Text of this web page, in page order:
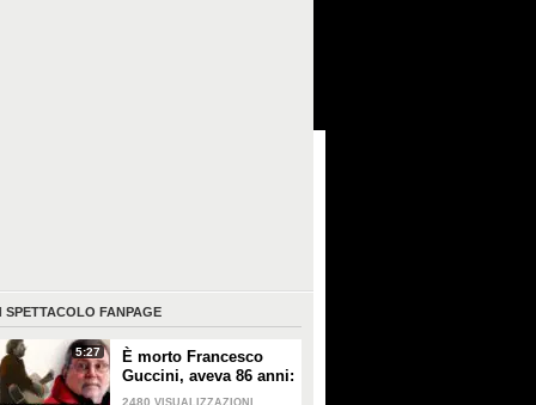
SPETTACOLO FANPAGE
5:27
È morto Francesco
Guccini, aveva 86 anni:
è stato uno dei
2480 VISUALIZZAZIONI